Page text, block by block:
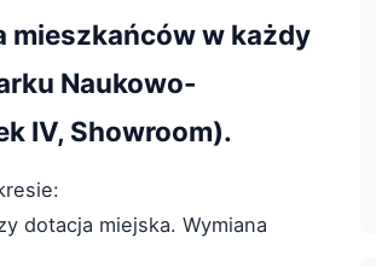
mieszkańców w każdy
Naukowo-
IV, Showroom).
dotacja miejska. Wymiana